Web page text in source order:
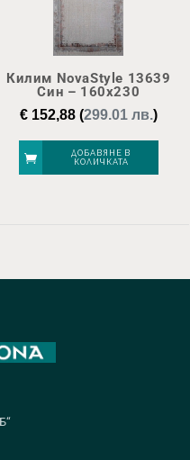
Килим NovaStyle 13639
Син – 160х230
€152,88(299.01 лв.)
ДОБАВЯНЕ В
КОЛИЧКАТА